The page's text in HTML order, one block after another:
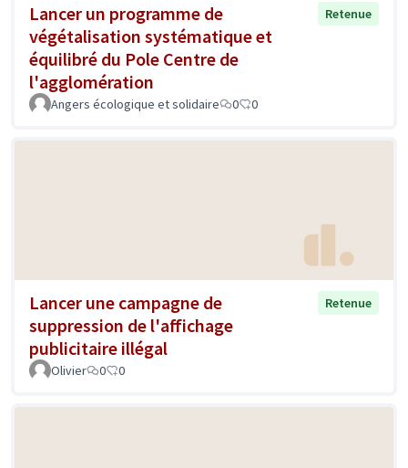
Lancer un programme de
végétalisation systématique et
équilibré du Pole Centre de
l'agglomération
Retenue
Angers écologique et solidaire 0 0
Lancer une campagne de
suppression de l'affichage
publicitaire illégal
Retenue
Olivier 0 0